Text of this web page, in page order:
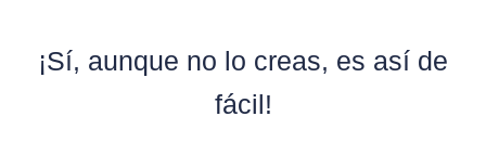
¡Sí, aunque no lo creas, es así de
fácil!